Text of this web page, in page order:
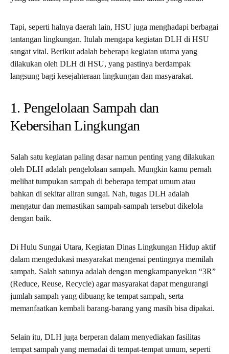
Tapi, seperti halnya daerah lain, HSU juga menghadapi berbagai
tantangan lingkungan. Itulah mengapa kegiatan DLH di HSU
sangat vital. Berikut adalah beberapa kegiatan utama yang
dilakukan oleh DLH di HSU, yang pastinya berdampak
langsung bagi kesejahteraan lingkungan dan masyarakat.
1. Pengelolaan Sampah dan
Kebersihan Lingkungan
Salah satu kegiatan paling dasar namun penting yang dilakukan
oleh DLH adalah pengelolaan sampah. Mungkin kamu pernah
melihat tumpukan sampah di beberapa tempat umum atau
bahkan di sekitar aliran sungai. Nah, tugas DLH adalah
mengatur dan memastikan sampah-sampah tersebut dikelola
dengan baik.
Di Hulu Sungai Utara, Kegiatan Dinas Lingkungan Hidup aktif
dalam mengedukasi masyarakat mengenai pentingnya memilah
sampah. Salah satunya adalah dengan mengkampanyekan “3R”
(Reduce, Reuse, Recycle) agar masyarakat dapat mengurangi
jumlah sampah yang dibuang ke tempat sampah, serta
memanfaatkan kembali barang-barang yang masih bisa dipakai.
Selain itu, DLH juga berperan dalam menyediakan fasilitas
tempat sampah yang memadai di tempat-tempat umum, seperti